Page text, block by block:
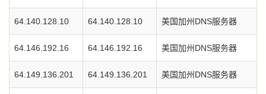
64.140.128.10 64.140.128.10 美国加州DNS服务器
64.146.192.16 64.146.192.16 美国加州DNS服务器
64.149.136.201 64.149.136.201 美国加州DNS服务器